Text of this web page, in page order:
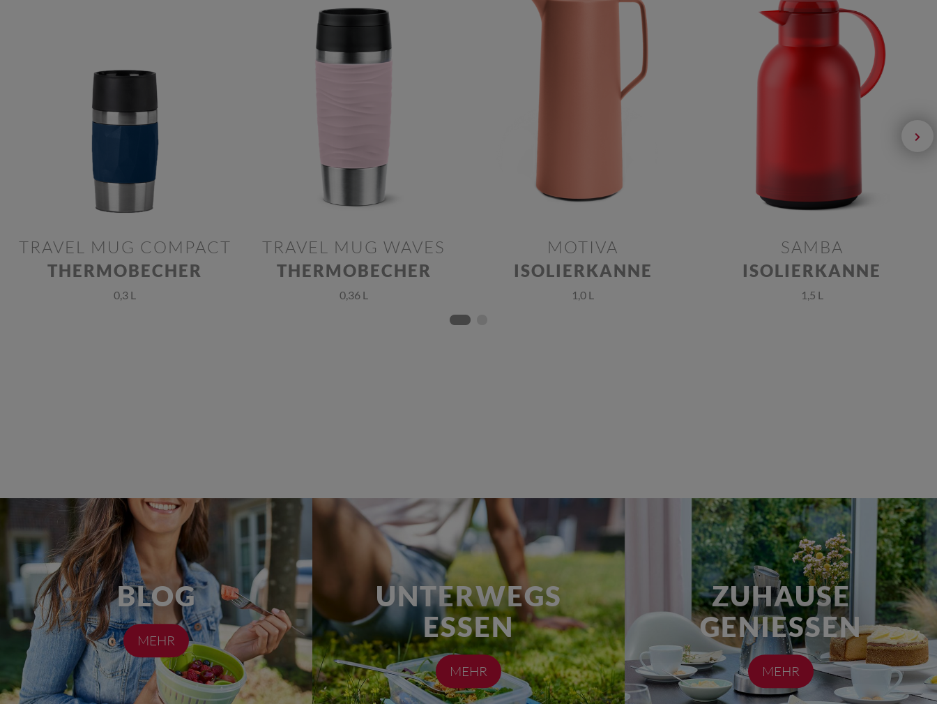
TRAVEL MUG COMPACT
THERMOBECHER
0,3 L
TRAVEL MUG WAVES
THERMOBECHER
0,36 L
MOTIVA
ISOLIERKANNE
1,0 L
SAMBA
ISOLIERKANNE
1,5 L
BLOG
MEHR
UNTERWEGS
ESSEN
MEHR
ZUHAUSE
GENIESSEN
MEHR